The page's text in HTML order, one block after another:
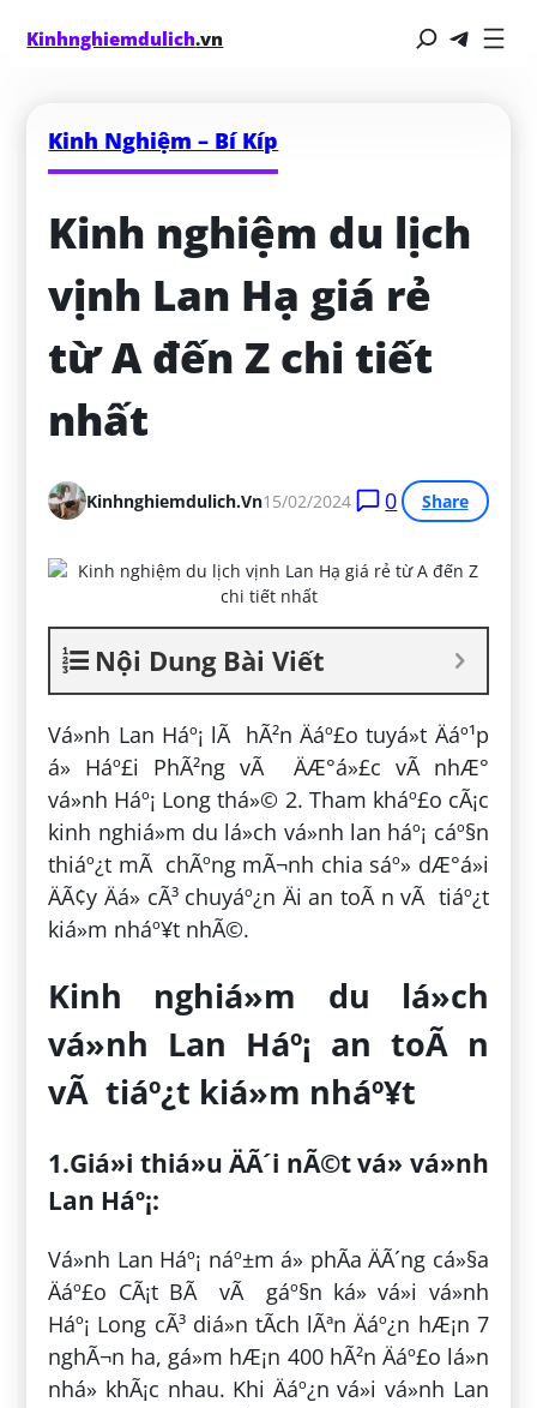
Kinhnghiemdulich.vn
Kinh Nghiệm – Bí Kíp
Kinh nghiệm du lịch
vịnh Lan Hạ giá rẻ
từ A đến Z chi tiết
nhất
Kinhnghiemdulich.vn15/02/2024 0 Share
Nội Dung Bài Viết
Vá»nh Lan Háº¡ lÃ hÃ²n Äáº£o tuyá»t Äáº¹p
á» Háº£i PhÃ²ng vÃ ÄÆ°á»£c vÃ­ nhÆ°
vá»nh Háº¡ Long thá»© 2. Tham kháº£o cÃ¡c
kinh nghiá»m du lá»ch vá»nh lan háº¡ cáº§n
thiáº¿t mÃ chÃºng mÃ¬nh chia sáº» dÆ°á»i
ÄÃ¢y Äá» cÃ³ chuyáº¿n Äi an toÃ n vÃ tiáº¿t
kiá»m nháº¥t nhÃ©.
Kinh nghiá»m du lá»ch
vá»nh Lan Háº¡ an toÃ n
vÃ tiáº¿t kiá»m nháº¥t
1.Giá»i thiá»u ÄÃ´i nÃ©t vá» vá»nh
Lan Háº¡:
Vá»nh Lan Háº¡ náº±m á» phÃ­a ÄÃ´ng cá»§a
Äáº£o CÃ¡t BÃ vÃ gáº§n ká» vá»i vá»nh
Háº¡ Long cÃ³ diá»n tÃ­ch lÃªn Äáº¿n hÆ¡n 7
nghÃ¬n ha, gá»m hÆ¡n 400 hÃ²n Äáº£o lá»n
nhá» khÃ¡c nhau. Khi Äáº¿n vá»i vá»nh Lan